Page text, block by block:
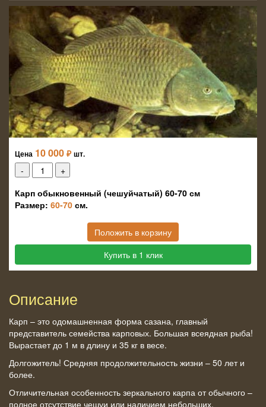
Цена 10 000 ₽ шт.
Карп обыкновенный (чешуйчатый) 60-70 см
Размер: 60-70 см.
Положить в корзину
Купить в 1 клик
Описание
Карп – это одомашненная форма сазана, главный
представитель семейства карповых. Большая всеядная рыба!
Вырастает до 1 м в длину и 35 кг в весе.
Долгожитель! Средняя продолжительность жизни – 50 лет и
более.
Отличительная особенность зеркального карпа от обычного –
полное отсутствие чешуи или наличием небольших,